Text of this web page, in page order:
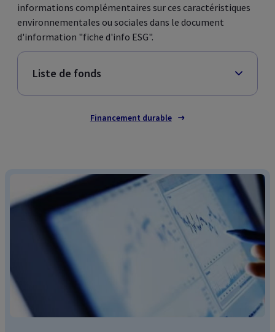
informations complémentaires sur ces caractéristiques
environnementales ou sociales dans le document
d'information "fiche d'info ESG".
Liste de fonds
Financement durable